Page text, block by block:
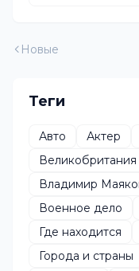
Новые
Теги
Авто Актер
Великобритания
Владимир
Военное дело
Где находится
Города и страны